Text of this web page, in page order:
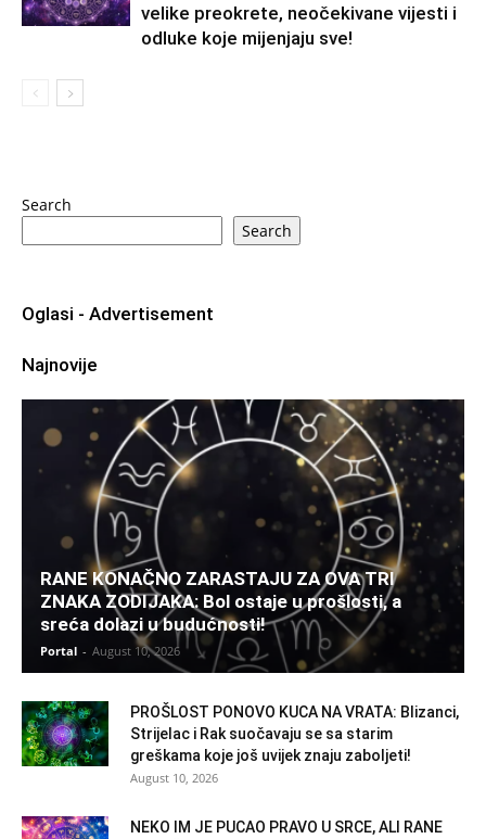
velike preokrete, neočekivane vijesti i
odluke koje mijenjaju sve!
Search
Search
Oglasi - Advertisement
Najnovije
RANE KONAČNO ZARASTAJU ZA OVA TRI
ZNAKA ZODIJAKA: Bol ostaje u prošlosti, a
sreća dolazi u budućnosti!
Portal - August 10, 2026
PROŠLOST PONOVO KUCA NA VRATA: Blizanci,
Strijelac i Rak suočavaju se sa starim
greškama koje još uvijek znaju zaboljeti!
August 10, 2026
NEKO IM JE PUCAO PRAVO U SRCE, ALI RANE